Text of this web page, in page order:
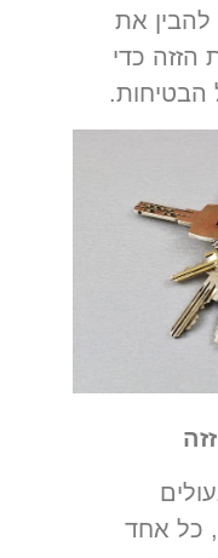
את
הזזה כדי
הבטיחות.
כל אחד